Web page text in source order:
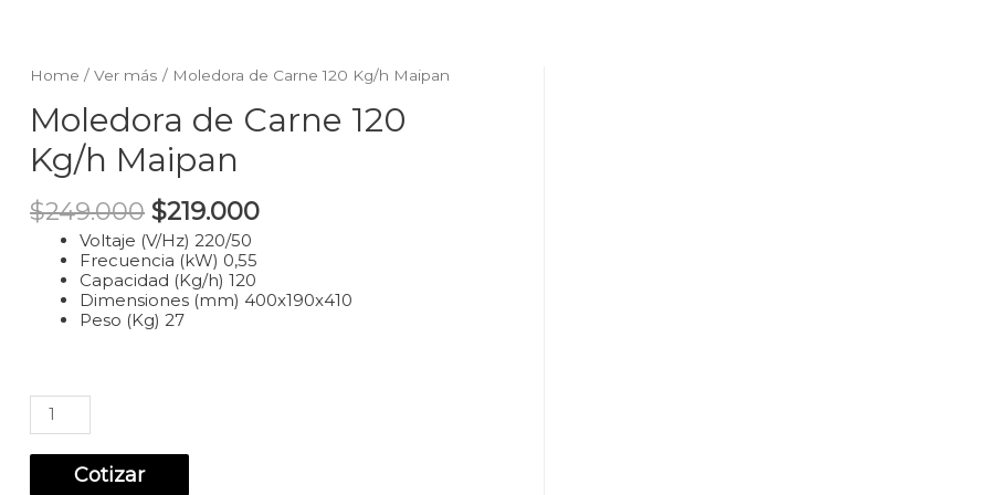
Home /Ver más / Moledora de Carne 120 Kg/h Maipan
Moledora de Carne 120
Kg/h Maipan
$249.000 $219.000
Voltaje (V/Hz) 220/50
Frecuencia (kW) 0,55
Capacidad (Kg/h) 120
Dimensiones (mm) 400x190x410
Peso (Kg) 27
Moledora
120
Cotizar